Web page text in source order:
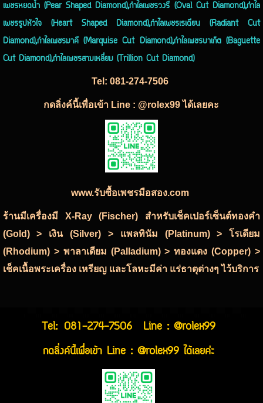
เพชรหยดน้ำ (Pear Shaped Diamond),กำไลเพชรวงรี (Oval Cut Diamond),กำไล
เพชรรูปหัวใจ (Heart Shaped Diamond),กำไลเพชรเรเดียน (Radiant Cut
Diamond),กำไลเพชรมาคี (Marquise Cut Diamond),กำไลเพชรบาเก็ต (Baguette
Cut Diamond),กำไลเพชรสามเหลี่ยม (Trillion Cut Diamond)
Tel:081-274-7506
กดลิ่งค์นี้เพื่อเข้า Line : @rolex99 ได้เลยคะ
www.รับซื้อเพชรมือสอง.com
ร้านมีเครื่องมี X-Ray (Fischer) สำหรับเช็คเปอร์เซ็นต์ทองคำ
(Gold) > เงิน (Silver) > แพลทินัม (Platinum) > โรเดียม
(Rhodium) > พาลาเดียม (Palladium) > ทองแดง (Copper) >
เช็คเนื้อพระเครื่อง เหรียญ และโลหะมีค่า แร่ธาตุต่างๆ ไว้บริการ
Tel: 081-274-7506
Line : @rolex99
กดลิ่งค์นี้เพื่อเข้า Line : @rolex99 ได้เลยค่ะ